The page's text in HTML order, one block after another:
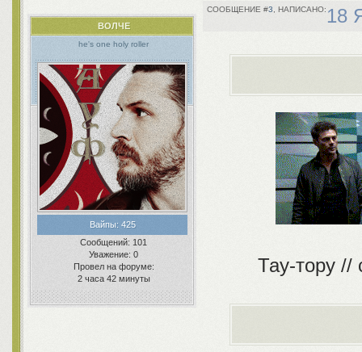
3 18
ВОЛЧЕ
he's one holy roller
Вайпы:425
Сообщений: 101
Уважение: 0
Провел на форуме:
2 часа 42 минуты
Тау-тору //